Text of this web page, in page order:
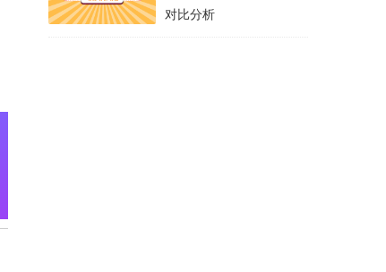
对比分析